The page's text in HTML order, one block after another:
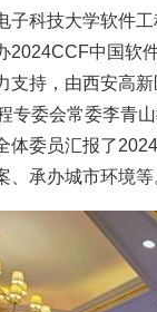
子科技大学软件
2024CCF中国软
支持，由西安高
专委会常委李青
体委员汇报了
、承办城市环境等